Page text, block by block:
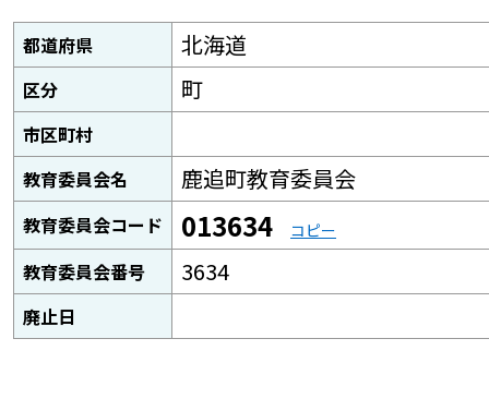
都道府県 北海道
区分 町
市区町村
教育委員会名
鹿追町教育委員会
教育委員会コード 013634 コピー
教育委員会番号 3634
廃止日